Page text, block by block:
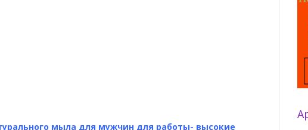
мыла для мужчин для работы- высокие